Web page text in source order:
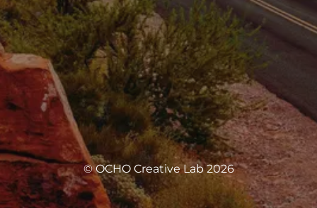
© OCHO Creative Lab 2026